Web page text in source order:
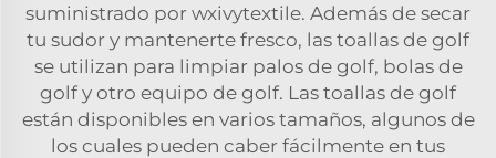
suministrado por wxivytextile. Además de secar
tu sudor y mantenerte fresco, las toallas de golf
se utilizan para limpiar palos de golf, bolas de
golf y otro equipo de golf. Las toallas de golf
están disponibles en varios tamaños, algunos de
los cuales pueden caber fácilmente en tus